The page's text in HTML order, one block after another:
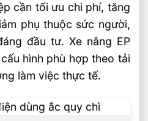
cần tối ưu chi phí, tăng
phụ thuộc sức người,
đầu tư. Xe nâng EP
hình phù hợp theo tải
làm việc thực tế.